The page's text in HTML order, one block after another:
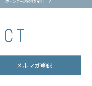
（ヴィンテージ家具を除く）
メルマガ登録